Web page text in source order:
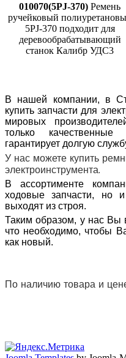
010070(5PJ-370) Ремень
ручейковый
5PJ-370 подходит для
деревообрабатывающий
станок Калибр УДС3
В нашей компании, в
купить запчасти для
мировых
только
гарантирует долгую
У нас можете купить
электроинструмента.
В ассортименте
ходовые запчасти, но
выходят из строя.
Таким образом, у нас Вы
что необходимо, чтобы
как новый.
По наличию товара и